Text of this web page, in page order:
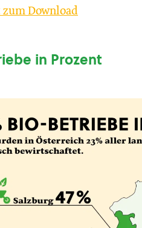
Download
in Prozent